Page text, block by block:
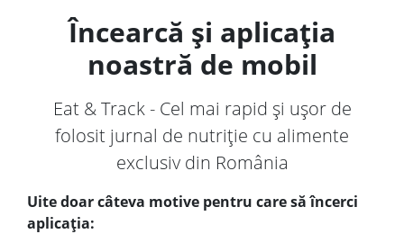
Încearcă și aplicația
noastră de mobil
Eat & Track - Cel mai rapid și ușor de
folosit jurnal de nutriție cu alimente
exclusiv din România
Uite doar câteva motive pentru care să încerci
aplicația: